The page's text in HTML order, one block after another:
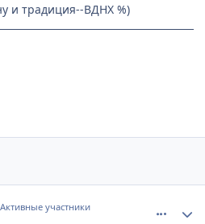
и традиция--ВДНХ %)
Активные участники